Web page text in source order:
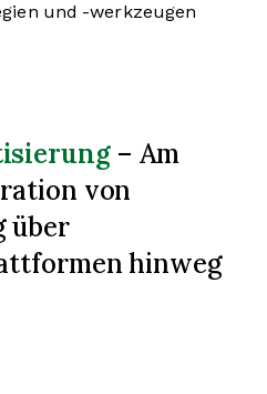
und -werkzeugen
– Am
von
über
hinweg